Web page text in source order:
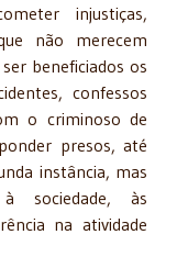
injustiças,
não merecem
beneficiados os
confessos
o criminoso de
presos, até
instância, mas
sociedade, às
na atividade